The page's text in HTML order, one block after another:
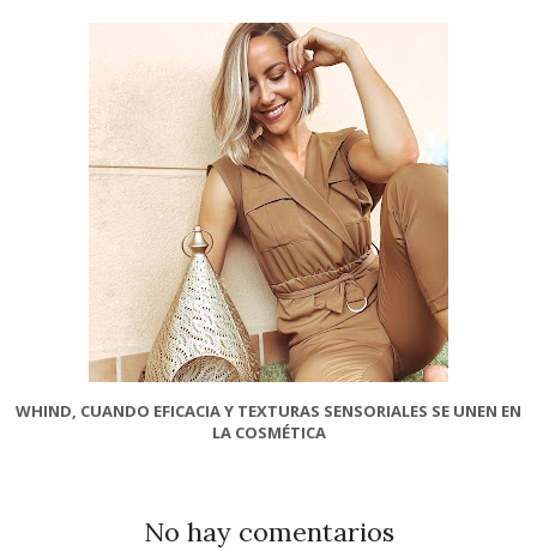
WHIND, CUANDO EFICACIA Y TEXTURAS SENSORIALES SE UNEN EN
LA COSMÉTICA
No hay comentarios